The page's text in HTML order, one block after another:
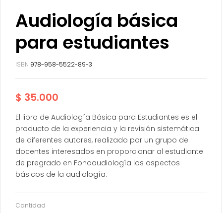
Audiología básica
para estudiantes
ISBN 978-958-5522-89-3
$ 35.000
El libro de Audiología Básica para Estudiantes es el
producto de la experiencia y la revisión sistemática
de diferentes autores, realizado por un grupo de
docentes interesados en proporcionar al estudiante
de pregrado en Fonoaudiología los aspectos
básicos de la audiología.
Cantidad